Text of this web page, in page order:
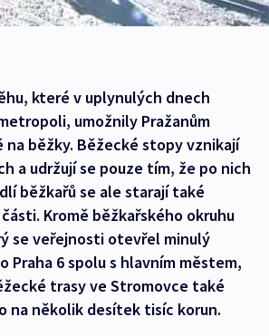
které v uplynulých dnech
umožnily Pražanům
běžky. Běžecké stopy vznikají
a udržují se pouze tím, že po nich
běžkařů se ale starají také
Kromě běžkařského okruhu
se veřejnosti otevřel minulý
Praha 6 spolu s hlavním městem,
trasy ve Stromovce také
na několik desítek tisíc korun.